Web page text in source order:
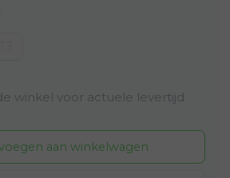
winkel voor actuele levertijd
aan winkelwagen